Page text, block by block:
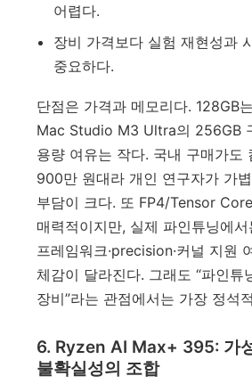
어렵다.
장비 가격보다 실험 재현성과
중요하다.
단점은 가격과 메모리다. 128GB
Mac Studio M3 Ultra의 256GB
용량 여유는 작다. 국내 구매가도
900만 원대라 개인 연구자가 가
부담이 크다. 또 FP4/Tensor
매력적이지만, 실제 파인튜닝에서
프레임워크·precision·커널 지원
체감이 달라진다. 그래도 “파인튜
장비”라는 관점에서는 가장 정석
6. Ryzen AI Max+ 395: 가
불확실성의 조합